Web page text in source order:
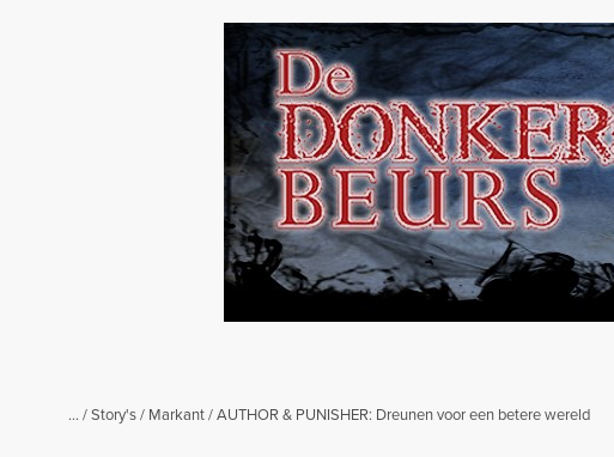
... /Story's/ Markant/AUTHOR & PUNISHER: Dreunen voor een betere wereld